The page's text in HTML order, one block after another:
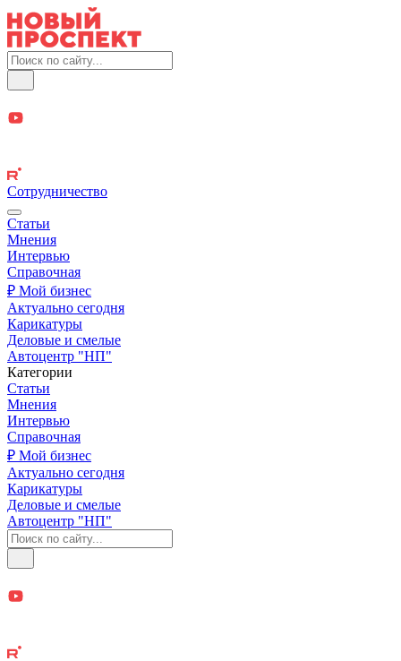
Сотрудничество
Статьи
Мнения
Интервью
Справочная
₽ Мой бизнес
Актуально сегодня
Карикатуры
Деловые и смелые
Автоцентр "НП"
Категории
Статьи
Мнения
Интервью
Справочная
₽ Мой бизнес
Актуально сегодня
Карикатуры
Деловые и смелые
Автоцентр "НП"